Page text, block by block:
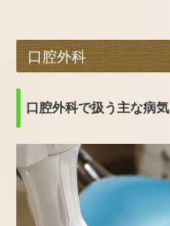
口腔外科
口腔外科で扱う主な病気